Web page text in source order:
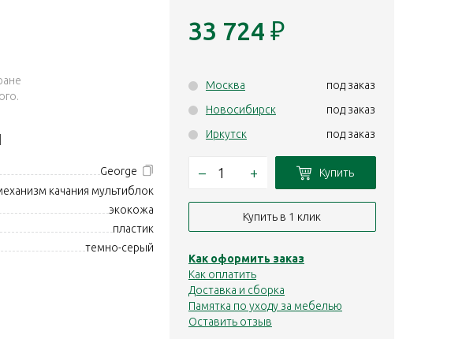
George
качания мультиблок
экокожа
пластик
темно-серый
33 724 ₽
Москва
под заказ
Новосибирск
под заказ
Иркутск
под заказ
– + Купить
Купить в 1 клик
Как оформить заказ
Как оплатить
Доставка и сборка
Памятка по уходу за мебелью
Оставить отзыв